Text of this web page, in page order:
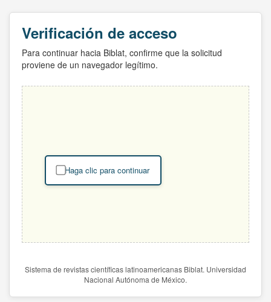
Verificación de acceso
Para continuar hacia Biblat, confirme que la solicitud
proviene de un navegador legítimo.
Haga clic para continuar
Sistema de revistas científicas latinoamericanas Biblat. Universidad
Nacional Autónoma de México.